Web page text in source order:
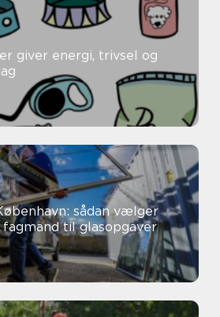
giver energi, trivsel og
sådan vælger
til glasopgaver